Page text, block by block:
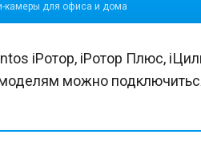
камеры для офиса и дома
iРотор, iРотор Плюс,
можно